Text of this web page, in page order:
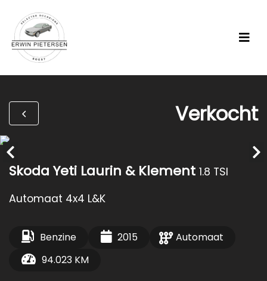
Verkocht
Skoda Yeti Laurin & Klement 1.8 TSI
Automaat 4x4 L&K
Benzine 2015
Automaat
94.023 KM